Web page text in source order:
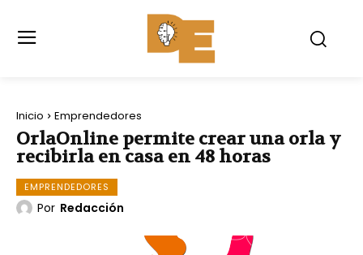
Inicio Emprendedores
OrlaOnline permite crear una orla y
recibirla en casa en 48 horas
EMPRENDEDORES
Por Redacción